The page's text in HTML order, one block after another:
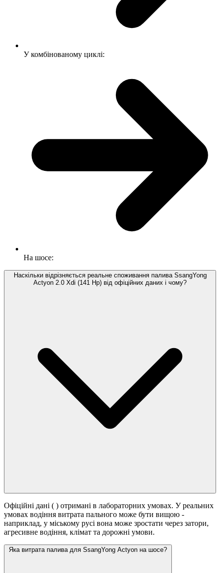
У комбінованому циклі:
На шосе:
Наскільки відрізняється реальне споживання палива SsangYong
Actyon 2.0 Xdi (141 Hp) від офіційних даних і чому?
Офіційні дані ( ) отримані в лабораторних умовах. У реальних
умовах водіння витрата пального може бути вищою -
наприклад, у міському русі вона може зростати через затори,
агресивне водіння, клімат та дорожні умови.
Яка витрата палива для SsangYong Actyon на шосе?